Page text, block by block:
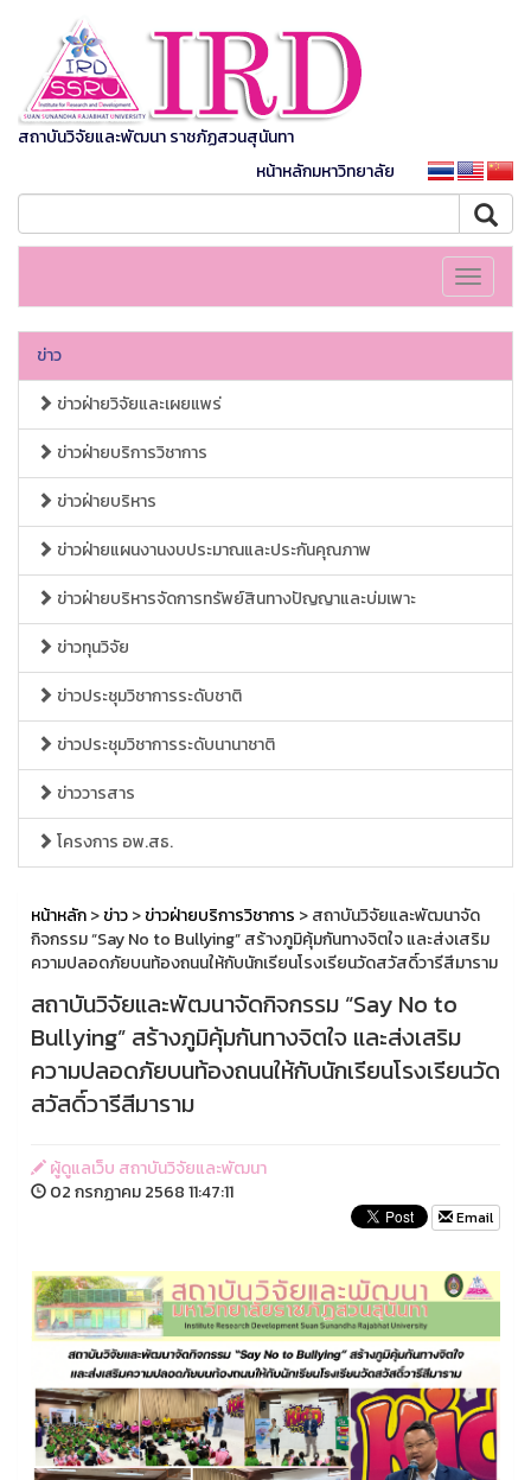
สถาบันวิจัยและพัฒนา ราชภัฏสวนสุนันทา
หน้าหลักมหาวิทยาลัย
Toggle
ข่าว
ข่าวฝ่ายวิจัยและเผยแพร่
ข่าวฝ่ายบริการวิชาการ
ข่าวฝ่ายบริหาร
ข่าวฝ่ายแผนงานงบประมาณและประกันคุณภาพ
ข่าวฝ่ายบริหารจัดการทรัพย์สินทางปัญญาและบ่มเพาะ
ข่าวทุนวิจัย
ข่าวประชุมวิชาการระดับชาติ
ข่าวประชุมวิชาการระดับนานาชาติ
ข่าววารสาร
โครงการ อพ.สธ.
หน้าหลัก>ข่าว>ข่าวฝ่ายบริการวิชาการ > สถาบันวิจัยและพัฒนาจัด
กิจกรรม “Say No to Bullying” สร้างภูมิคุ้มกันทางจิตใจ และส่งเสริม
ความปลอดภัยบนท้องถนนให้กับนักเรียนโรงเรียนวัดสวัสดิ์วารีสีมาราม
สถาบันวิจัยและพัฒนาจัดกิจกรรม “Say No to
Bullying” สร้างภูมิคุ้มกันทางจิตใจ และส่งเสริม
ความปลอดภัยบนท้องถนนให้กับนักเรียนโรงเรียนวัด
สวัสดิ์วารีสีมาราม
ผู้ดูแลเว็บ สถาบันวิจัยและพัฒนา
02 กรกฏาคม 2568 11:47:11
Email